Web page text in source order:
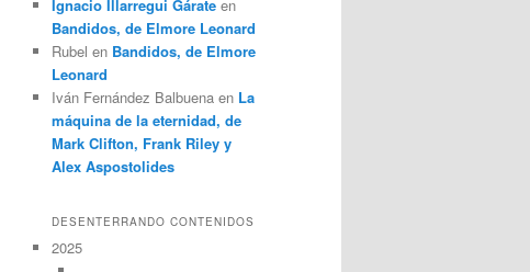
Ignacio Illarregui Gárate en
Bandidos, de Elmore Leonard
Rubel en Bandidos, de Elmore
Leonard
Iván Fernández Balbuena en La
máquina de la eternidad, de
Mark Clifton, Frank Riley y
Alex Aspostolides
DESENTERRANDO CONTENIDOS
2025